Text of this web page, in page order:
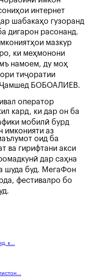
интернет
шабакаҳо гузоранд
дигарон расонанд.
мазкур
ки меҳмонони
намоем, ду моҳ
тиҷоратии
Ҷамшед БОБОАЛИЕВ.
оператор
кард, ки дар он ба
мобилӣ бурд
имконияти аз
оид ба
ва гирифтани акси
дар саҳна
шуда буд. МегаФон
фестивалро бо
к...